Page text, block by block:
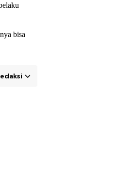
bisa